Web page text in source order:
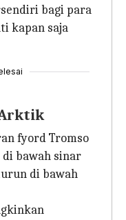
bagi para
kapan saja
fyord Tromso
bawah sinar
di bawah